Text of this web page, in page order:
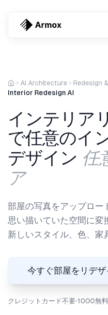
AI Architecture
Redesign
Interior Redesign AI
インテリア
で任意のイ
デザイン 任
ア
部屋の写真をアップロー
思い描いていた空間に
新しいスタイル、色、家
今すぐ部屋をリデザ
クレジットカード不要 1000無